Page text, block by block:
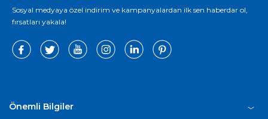
Sosyal medyaya özel indirim ve kampanyalardan ilk sen haberdar ol,
fırsatları yakala!
Önemli Bilgiler